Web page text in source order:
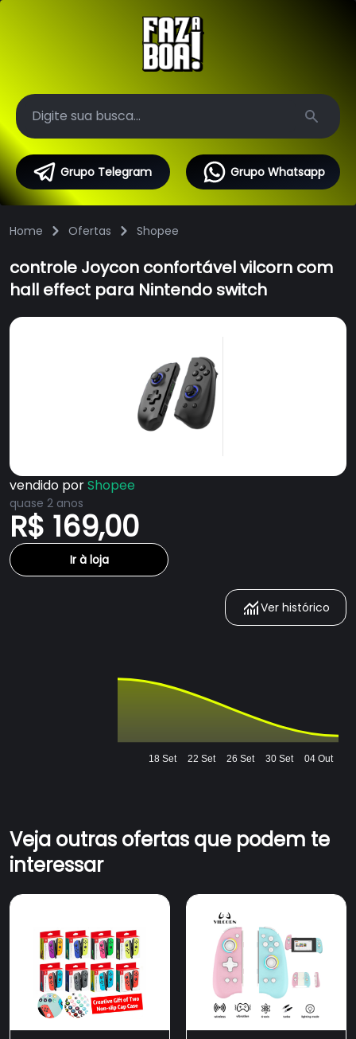
Search
Grupo Telegram Grupo Whatsapp
Home Ofertas Shopee
controle Joycon confortável vilcorn com
hall effect para Nintendo switch
vendido porShopee
quase 2 anos
R$ 169,00
Ir à loja
Ver histórico
18 Set 22 Set 26 Set 30 Set 04 Out
Veja outras ofertas que podem te
interessar